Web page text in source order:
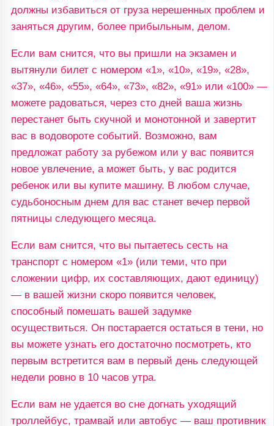
должны избавиться от груза нерешенных проблем и
заняться другим, более прибыльным, делом.
Если вам снится, что вы пришли на экзамен и
вытянули билет с номером «1», «10», «19», «28»,
«37», «46», «55», «64», «73», «82», «91» или «100» —
можете радоваться, через сто дней ваша жизнь
перестанет быть скучной и монотонной и завертит
вас в водовороте событий. Возможно, вам
предложат работу за рубежом или у вас появится
новое увлечение, а может быть, у вас родится
ребенок или вы купите машину. В любом случае,
судьбоносным днем для вас станет вечер первой
пятницы следующего месяца.
Если вам снится, что вы пытаетесь сесть на
транспорт с номером «1» (или теми, что при
сложении цифр, их составляющих, дают единицу)
— в вашей жизни скоро появится человек,
способный помешать вашей задумке
осуществиться. Он постарается остаться в тени, но
вы можете узнать его достаточно посмотреть, кто
первым встретится вам в первый день следующей
недели ровно в 10 часов утра.
Если вам не удается во сне догнать уходящий
троллейбус, трамвай или автобус — ваш противник